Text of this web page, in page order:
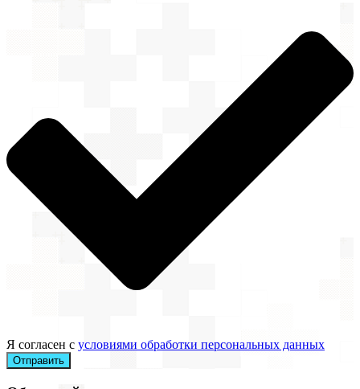
Я согласен с условиями обработки персональных данных
Отправить